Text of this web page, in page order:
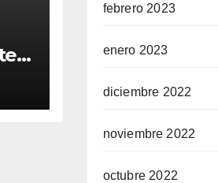
febrero 2023
enero 2023
diciembre 2022
noviembre 2022
octubre 2022